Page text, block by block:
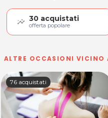
30 acquistati
offerta popolare
ALTRE OCCASIONI VICINO
76 acquistati